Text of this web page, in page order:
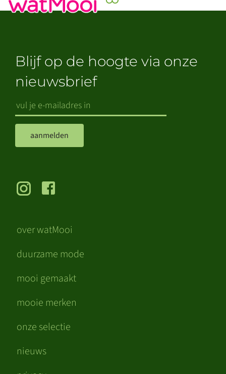
over watMooi
duurzame mode
mooi gemaakt
mooie merken
onze selectie
nieuws
Blijf op de hoogte via onze
nieuwsbrief
aanmelden